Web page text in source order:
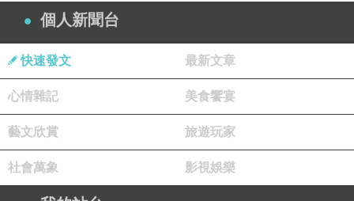
個人新聞台
快速發文 最新文章
心情雜記 美食饗宴
藝文欣賞 旅遊玩家
社會萬象 影視娛樂